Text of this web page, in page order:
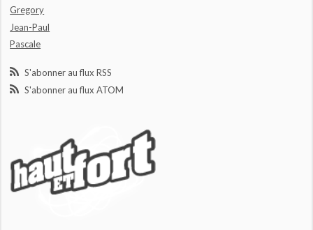
Gregory
Jean-Paul
Pascale
S'abonner au flux RSS
S'abonner au flux ATOM